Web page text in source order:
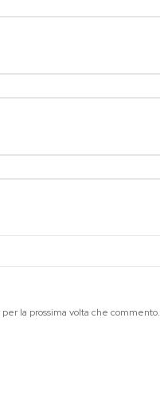
la prossima volta che commento.